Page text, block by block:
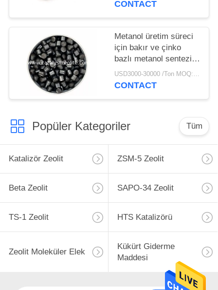
CONTACT
Metanol üretim süreci
için bakır ve çinko
bazlı metanol sentezi
katalizörleri
USD3000-30000 /Ton MOQ:1 kg
CONTACT
Popüler Kategoriler Tüm
Katalizör Zeolit ZSM-5 Zeolit
Beta Zeolit SAPO-34 Zeolit
TS-1 Zeolit HTS Katalizörü
Zeolit ​​Moleküler Elek
Kükürt Giderme
Maddesi